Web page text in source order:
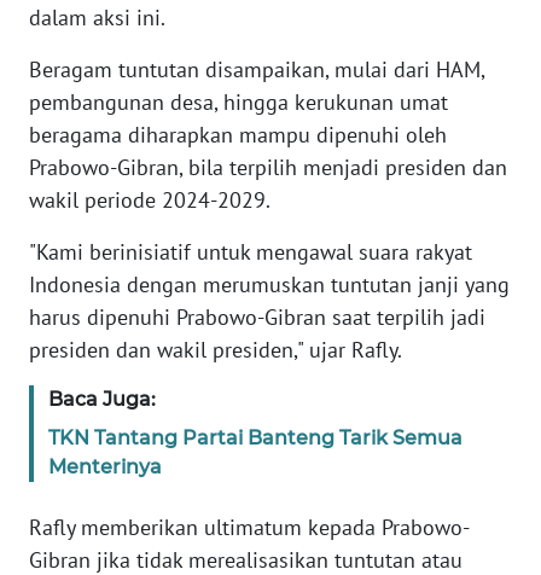
dalam aksi ini.
Beragam tuntutan disampaikan, mulai dari HAM,
pembangunan desa, hingga kerukunan umat
beragama diharapkan mampu dipenuhi oleh
Prabowo-Gibran, bila terpilih menjadi presiden dan
wakil periode 2024-2029.
"Kami berinisiatif untuk mengawal suara rakyat
Indonesia dengan merumuskan tuntutan janji yang
harus dipenuhi Prabowo-Gibran saat terpilih jadi
presiden dan wakil presiden," ujar Rafly.
Baca Juga:
TKN Tantang Partai Banteng Tarik Semua
Menterinya
Rafly memberikan ultimatum kepada Prabowo-
Gibran jika tidak merealisasikan tuntutan atau
PAPUA
WN
PAPUA
BARAT
WN
RIAU
SERAMBI
JAMBI